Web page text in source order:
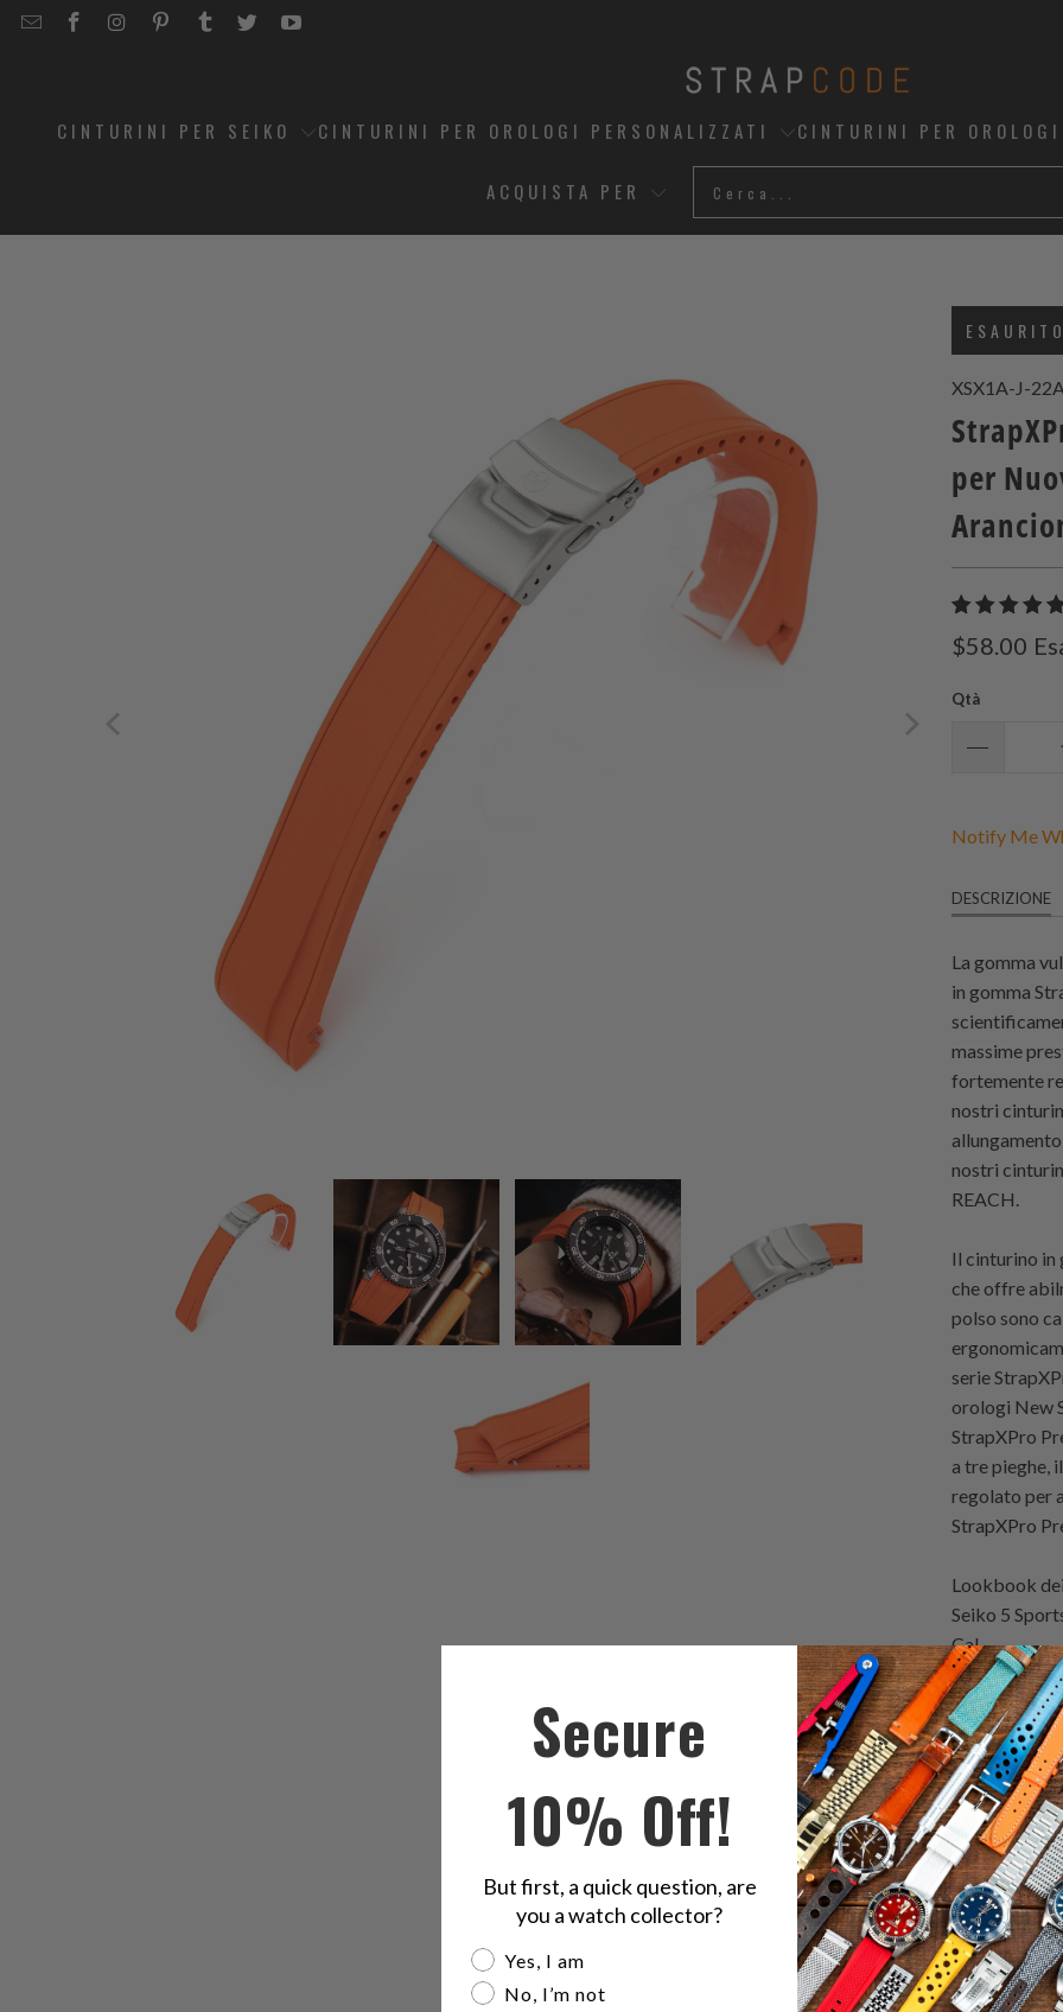
EMAILSTRAPCODE
STRAPCODE
STRAPCODE
STRAPCODE
STRAPCODE
STRAPCODE
CINTURINI PER SEIKO CINTURINI PER OROLOGI PERSONALIZZATI CINTURINI PER
ACQUISTA PER
ESAURITO
XSX1A-J-
per
$58.00
Qtà
Notify Me
DESCRIZIONE
La gomma
in gomma
massime
fortemente
nostri
nostri
REACH.
Il cinturino in
che offre
polso sono
serie
orologi New
StrapXPro
a tre pieghe,
regolato per
StrapXPro
Lookbook
Seiko 5
Cal.
Condividi
questo
su
Twitter
Secure
10% Off!
But first, a quick question, are
you a watch collector?
Are you a watch collector?
Yes, I am
No, I’m not